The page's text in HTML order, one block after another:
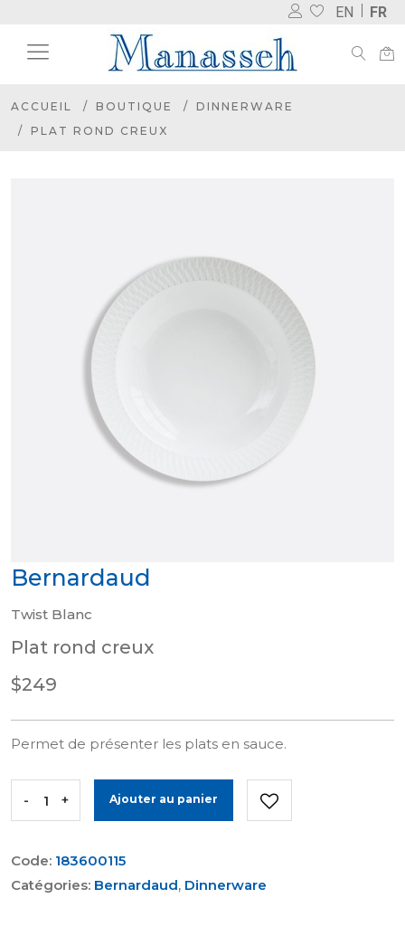
EN FR
ACCUEIL BOUTIQUE
DINNERWARE
PLAT ROND CREUX
Bernardaud
Twist Blanc
Plat rond creux
$249
Permet de présenter les plats en sauce.
- + Ajouter au panier
Code: 183600115
Catégories: Bernardaud, Dinnerware